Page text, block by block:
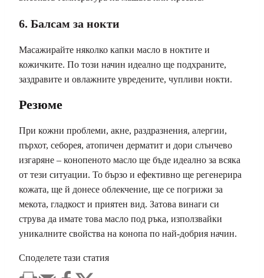
6. Балсам за нокти
Масажирайте няколко капки масло в ноктите и
кожичките. По този начин идеално ще подхраните,
заздравите и овлажните увредените, чупливи нокти.
Резюме
При кожни проблеми, акне, раздразнения, алергии,
пърхот, себорея, атопичен дерматит и дори слънчево
изгаряне – конопеното масло ще бъде идеално за всяка
от тези ситуации. То бързо и ефективно ще регенерира
кожата, ще й донесе облекчение, ще се погрижи за
мекота, гладкост и приятен вид. Затова винаги си
струва да имате това масло под ръка, използвайки
уникалните свойства на конопа по най-добрия начин.
Споделете тази статия